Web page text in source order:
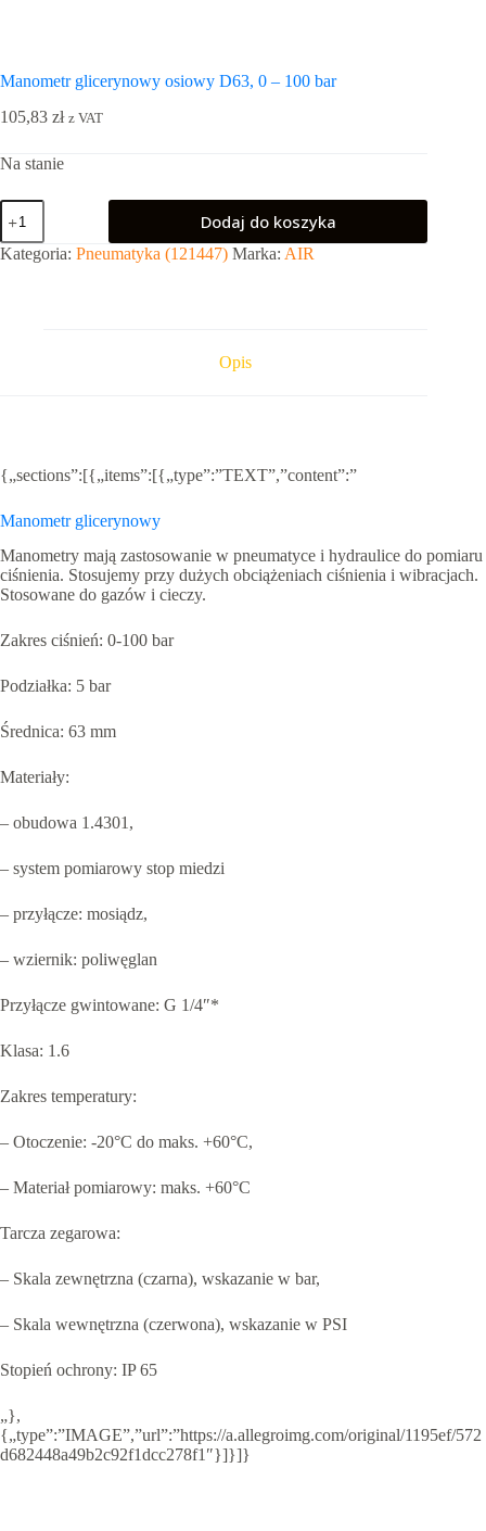
Manometr glicerynowy osiowy D63, 0 – 100 bar
105,83 zł z VAT
Na stanie
ilość
Manometr
glicerynowy
osiowy
Dodaj do koszyka
Kategoria: Pneumatyka (121447) Marka: AIR
Opis
{„sections”:[{„items”:[{„type”:”TEXT”,”content”:”
Manometr glicerynowy
Manometry mają zastosowanie w pneumatyce i hydraulice do pomiaru
ciśnienia. Stosujemy przy dużych obciążeniach ciśnienia i wibracjach.
Stosowane do gazów i cieczy.
Zakres ciśnień: 0-100 bar
Podziałka: 5 bar
Średnica: 63 mm
Materiały:
– obudowa 1.4301,
– system pomiarowy stop miedzi
– przyłącze: mosiądz,
– wziernik: poliwęglan
Przyłącze gwintowane: G 1/4″*
Klasa: 1.6
Zakres temperatury:
– Otoczenie: -20°C do maks. +60°C,
– Materiał pomiarowy: maks. +60°C
Tarcza zegarowa:
– Skala zewnętrzna (czarna), wskazanie w bar,
– Skala wewnętrzna (czerwona), wskazanie w PSI
Stopień ochrony: IP 65
„},
{„type”:”IMAGE”,”url”:”https://a.allegroimg.com/original/1195ef/572
d682448a49b2c92f1dcc278f1″}]}]}